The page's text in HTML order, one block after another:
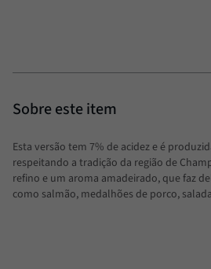
Esta versão tem 7% de acidez e é
respeitando a tradição da região de
refino e um aroma amadeirado, que faz
como salmão, medalhões de porco,